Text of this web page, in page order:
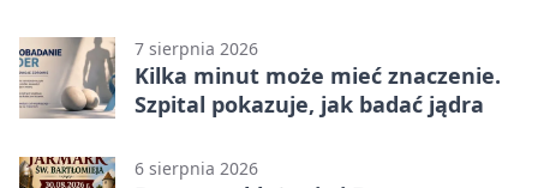
7 sierpnia 2026
Kilka minut może mieć znaczenie.
Szpital pokazuje, jak badać jądra
6 sierpnia 2026